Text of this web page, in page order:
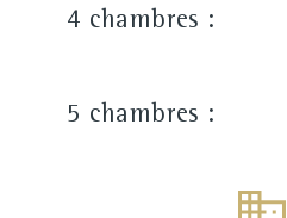
4 chambres :
5 chambres :